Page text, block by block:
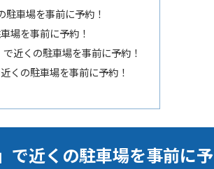
車場を事前に予約！
場を事前に予約！
近くの駐車場を事前に予約！
くの駐車場を事前に予約！
で近くの駐車場を事前に予